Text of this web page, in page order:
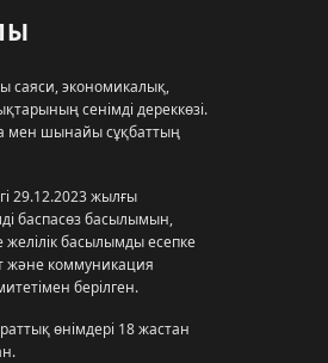
саяси, экономикалық,
сенімді дереккөзі.
мен шынайы сұқбаттың
29.12.2023 жылғы
баспасөз басылымын,
желілік басылымды есепке
және коммуникация
берілген.
өнімдері 18 жастан